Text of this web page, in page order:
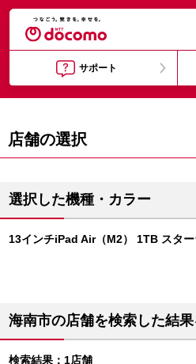
サポート
店舗の選択
選択した機種・カラー
13インチiPad Air（M2） 1TB スター
海南市の店舗を検索した結
検索結果：1店舗